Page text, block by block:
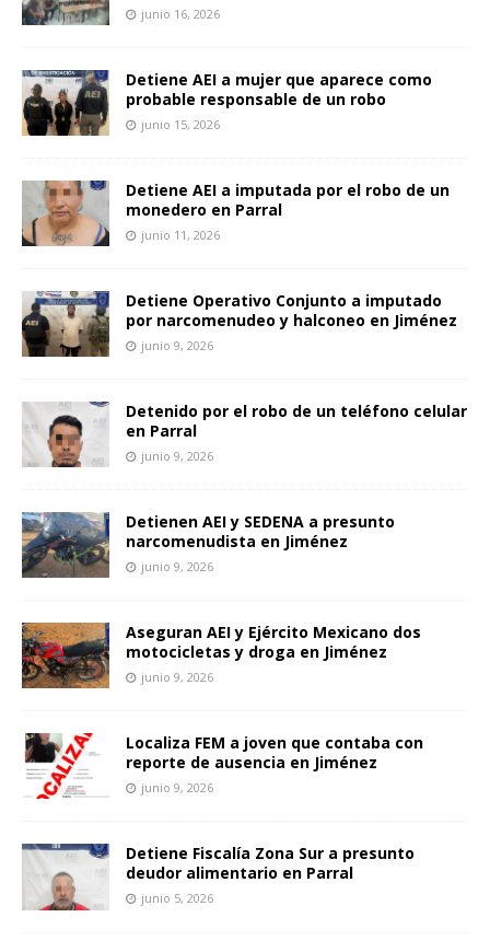
junio 16, 2026
Detiene AEI a mujer que aparece como
probable responsable de un robo
junio 15, 2026
Detiene AEI a imputada por el robo de un
monedero en Parral
junio 11, 2026
Detiene Operativo Conjunto a imputado
por narcomenudeo y halconeo en Jiménez
junio 9, 2026
Detenido por el robo de un teléfono celular
en Parral
junio 9, 2026
Detienen AEI y SEDENA a presunto
narcomenudista en Jiménez
junio 9, 2026
Aseguran AEI y Ejército Mexicano dos
motocicletas y droga en Jiménez
junio 9, 2026
Localiza FEM a joven que contaba con
reporte de ausencia en Jiménez
junio 9, 2026
Detiene Fiscalía Zona Sur a presunto
deudor alimentario en Parral
junio 5, 2026